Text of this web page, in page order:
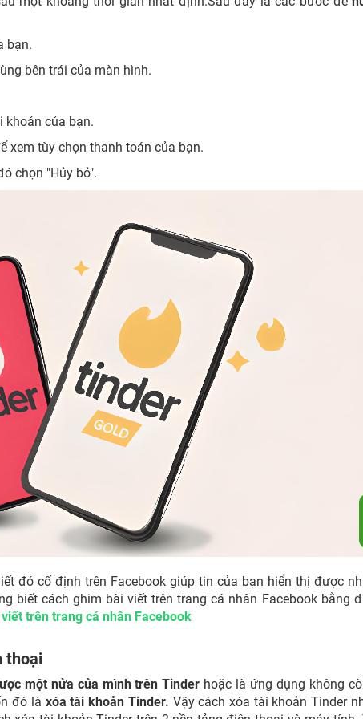
bạn.
bên trái của màn hình.
khoản của bạn.
xem tùy chọn thanh toán của bạn.
chọn "Hủy bỏ".
đó cố định trên Facebook giúp tin của bạn hiển thị được
biết cách ghim bài viết trên trang cá nhân Facebook bằng
trên trang cá nhân Facebook
thoại
một nửa của mình trên Tinder hoặc là ứng dụng không
đó là xóa tài khoản Tinder. Vậy cách xóa tài khoản Tinder